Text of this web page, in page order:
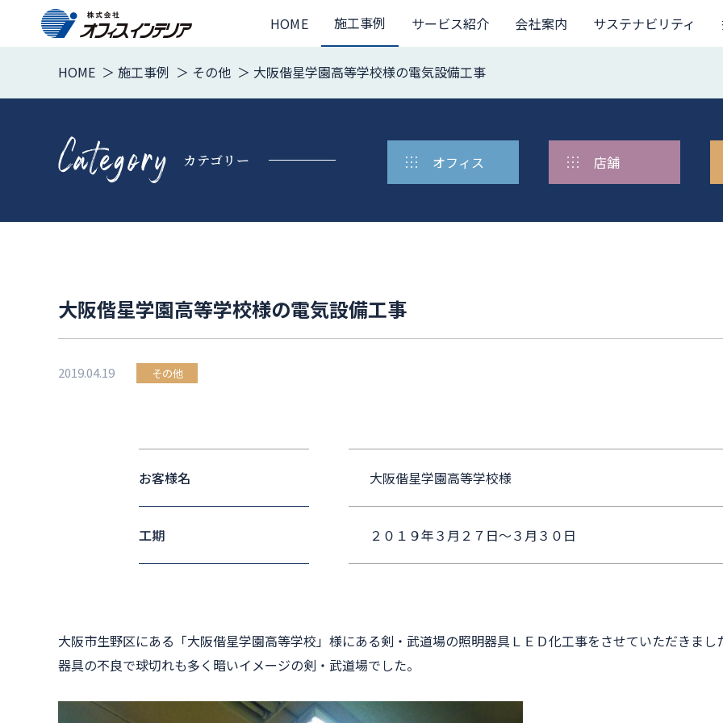
HOME 施工事例 サービス紹介 会社案内 サステナビリティ
HOME 施工事例 その他 大阪偕星学園高等学校様の電気設備工事
カテゴリー オフィス 店舗
大阪偕星学園高等学校様の電気設備工事
2019.04.19 その他
お客様名 大阪偕星学園高等学校様
工期 ２０１９年３月２７日～３月３０日
大阪市生野区にある「大阪偕星学園高等学校」様にある剣・武道場の照明器具ＬＥＤ化工事をさせていただきまし
器具の不良で球切れも多く暗いイメージの剣・武道場でした。